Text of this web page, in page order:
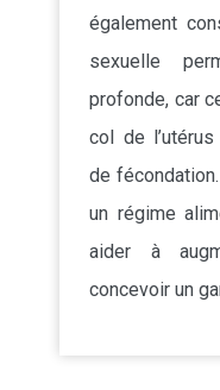
également
sexuelle
profonde, car
col de
de
un régime
aider à
concevoir un